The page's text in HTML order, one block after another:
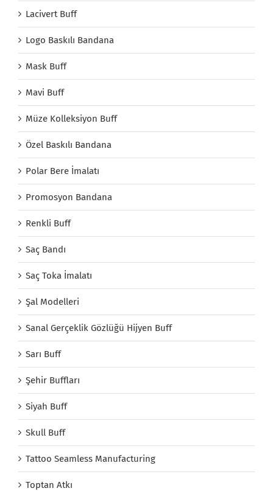
Lacivert Buff
Logo Baskılı Bandana
Mask Buff
Mavi Buff
Müze Kolleksiyon Buff
Özel Baskılı Bandana
Polar Bere İmalatı
Promosyon Bandana
Renkli Buff
Saç Bandı
Saç Toka İmalatı
Şal Modelleri
Sanal Gerçeklik Gözlüğü Hijyen Buff
Sarı Buff
Şehir Buffları
Siyah Buff
Skull Buff
Tattoo Seamless Manufacturing
Toptan Atkı